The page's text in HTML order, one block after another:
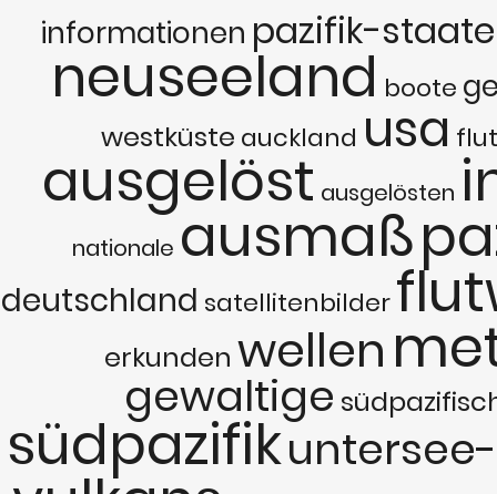
informationen pazifik-
neuseeland boote
westküste auckland usa
ausgelöst ausgelösten
nationale ausmaß
deutschland satellitenbilder
erkunden wellen
gewaltige
südpazifik